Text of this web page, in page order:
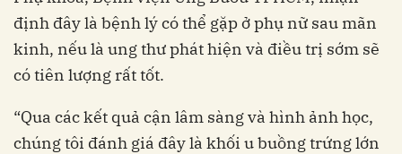
định đây là bệnh lý có thể gặp ở phụ nữ sau mãn
kinh, nếu là ung thư phát hiện và điều trị sớm sẽ
có tiên lượng rất tốt.
“Qua các kết quả cận lâm sàng và hình ảnh học,
chúng tôi đánh giá đây là khối u buồng trứng lớn